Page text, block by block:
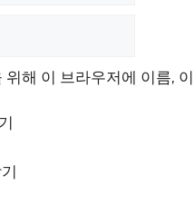
위해 이 브라우저에 이름,